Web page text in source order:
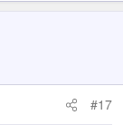
#17